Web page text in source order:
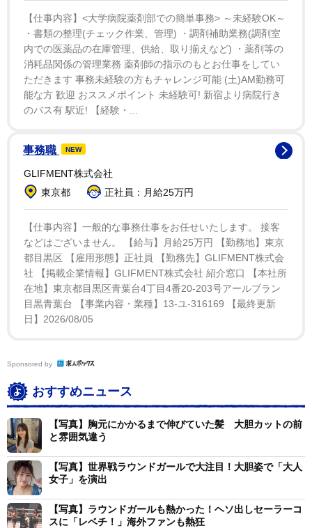
メインで井上尚弥とムロジョン・アフマダリエフのカー
ドが組まれたボクシングのトリプル世界戦でラウンドガ
ールを初めて務めた。
【仕事内容】<大学病院薬剤部での簡単事務> ～未経験OK～
・書類の整理(チェック作業、管理) ・調剤補助業務(調剤室
内での医薬品の在庫管理、供給、取り揃えなど) ・薬剤等の
消耗品関係の管理業務 薬剤師の指示のもとお仕事をしてい
ただきます 事務未経験の方もチャレンジ可能 (土)AM勤務可
能な方 歓迎 おススメポイント 未経験可! 新宿より病院行き
のバス有 駅近! 【経験・...
事務職 NEW
GLIFMENT株式会社
東京都
正社員：月給25万円
【仕事内容】一般的な事務仕事をお任せいたします。 接客
などはございません。 【給与】月給25万円 【勤務地】東京
都目黒区 【雇用形態】正社員 【勤務先】GLIFMENT株式会
社 【掲載企業情報】GLIFMENT株式会社 紹介窓口 【本社所
在地】東京都目黒区青葉台4丁目4番20-203号アールブラン
目黒青葉台 【事業内容・業種】13-ユ-316169 【最終更新
日】2026/08/05
Sponsored by
おすすめニュース
【写真】胸元にかかるまで伸びていた髪 大胆カットの前
と雰囲気違う
【写真】世界戦ラウンドガールで大注目！大胆姿で「大人
女子」を演出
【写真】ラウンドガールも熱かった！ヘソ出しセーラーコ
スに「レベチ！」海外ファンも熱狂